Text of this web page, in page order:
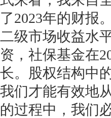
了2023年的财报
二级市场收益水
资，社保基金在
长。股权结构中
我们才能有效地
的过程中，我们